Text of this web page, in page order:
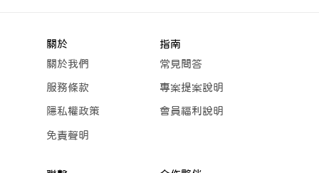
關於
關於我們
服務條款
隱私權政策
免責聲明
指南
常見問答
專案提案說明
會員福利說明